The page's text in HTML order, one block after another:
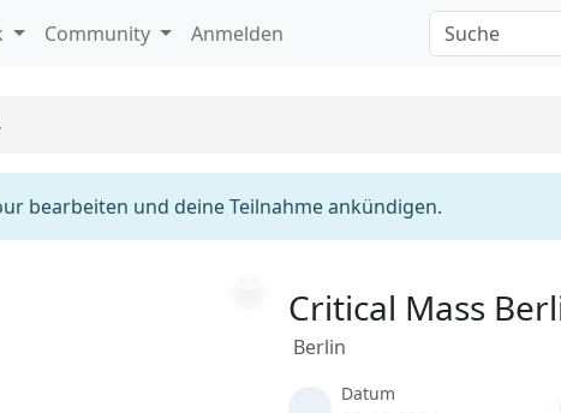
Community Anmelden
bearbeiten und deine Teilnahme ankündigen.
Critical Mass
Berlin
Datum